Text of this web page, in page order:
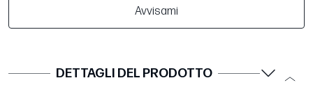
Avvisami
DETTAGLI DEL PRODOTTO